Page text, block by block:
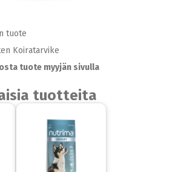
tuote
Koiratarvike
tuote myyjän sivulla
tuotteita